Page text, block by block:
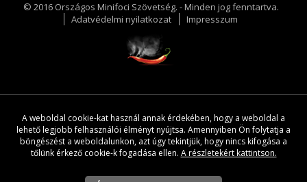
© 2016 Országos Minifoci Szövetség. - Minden jog fenntartva.
Adatvédelmi nyilatkozat
Impresszum
A weboldal cookie-kat használ annak érdekében, hogy a weboldal a
lehető legjobb felhasználói élményt nyújtsa. Amennyiben Ön folytatja a
böngészést a weboldalunkon, azt úgy tekintjük, hogy nincs kifogása a
tőlünk érkező cookie-k fogadása ellen. A részletekért kattintson.